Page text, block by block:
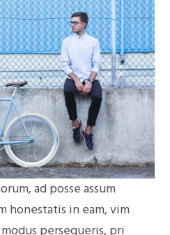
ad posse assum
honestatis in eam, vim
persequeris, pri